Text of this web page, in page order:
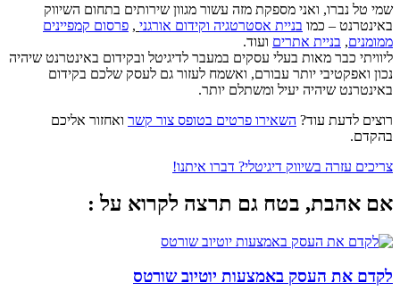
שמי טל נברו, ואני מספקת מזה עשור מגוון שירותים בתחום השיווק
באינטרנט – כמו בניית אסטרטגיה וקידום אורגני , פרסום קמפיינים
ממומנים, בניית אתרים ועוד.
ליוויתי כבר מאות בעלי עסקים במעבר לדיגיטל ובקידום באינטרנט שיהיה
נכון ואפקטיבי יותר עבורם, ואשמח לעזור גם לעסק שלכם בקידום
באינטרנט שיהיה יעיל ומשתלם יותר.
רוצים לדעת עוד? השאירו פרטים בטופס צור קשר ואחזור אליכם
בהקדם.
צריכים עזרה בשיווק דיגיטלי? דברו איתנו!
אם אהבת, בטח גם תרצה לקרוא על :
לקדם את העסק באמצעות יוטיוב שורטס